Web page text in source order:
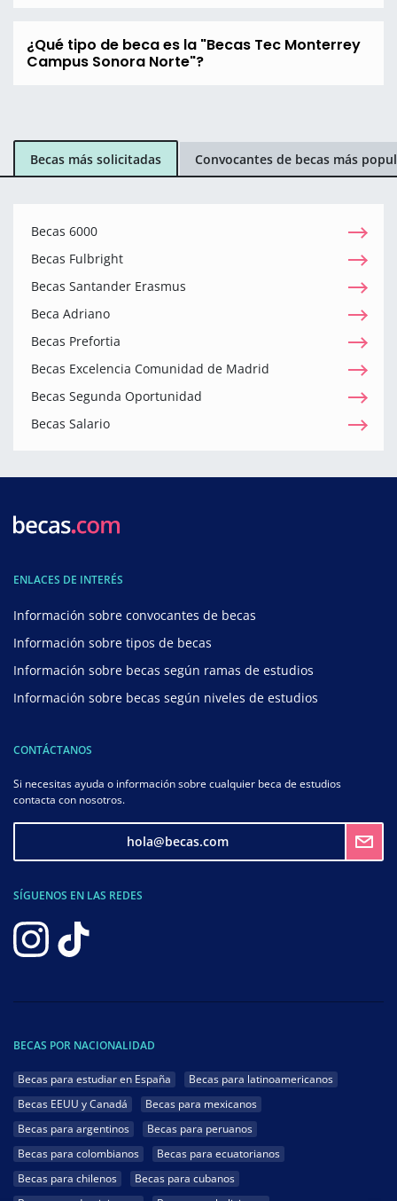
¿Qué tipo de beca es la "Becas Tec Monterrey
Campus Sonora Norte"?
Becas más solicitadas Convocantes de becas más
Becas 6000
Becas Fulbright
Becas Santander Erasmus
Beca Adriano
Becas Prefortia
Becas Excelencia Comunidad de Madrid
Becas Segunda Oportunidad
Becas Salario
ENLACES DE INTERÉS
Información sobre convocantes de becas
Información sobre tipos de becas
Información sobre becas según ramas de estudios
Información sobre becas según niveles de estudios
CONTÁCTANOS
Si necesitas ayuda o información sobre cualquier beca de estudios
contacta con nosotros.
hola@becas.com
SÍGUENOS EN LAS REDES
BECAS POR NACIONALIDAD
Becas para estudiar en España
Becas para latinoamericanos
Becas EEUU y Canadá
Becas para mexicanos
Becas para argentinos
Becas para peruanos
Becas para colombianos
Becas para ecuatorianos
Becas para chilenos
Becas para cubanos